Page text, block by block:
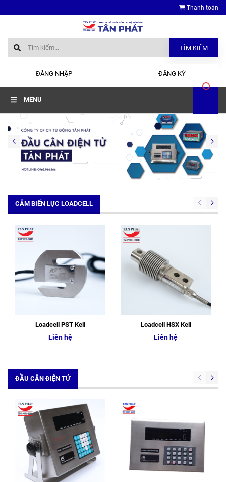
Thanh toán
TÌM KIẾM
ĐĂNG NHẬP ĐĂNG KÝ
MENU
CẢM BIẾN LỰC LOADCELL
Loadcell PST Keli
Liên hệ
Loadcell HSX Keli
Liên hệ
ĐẦU CÂN ĐIỆN TỬ